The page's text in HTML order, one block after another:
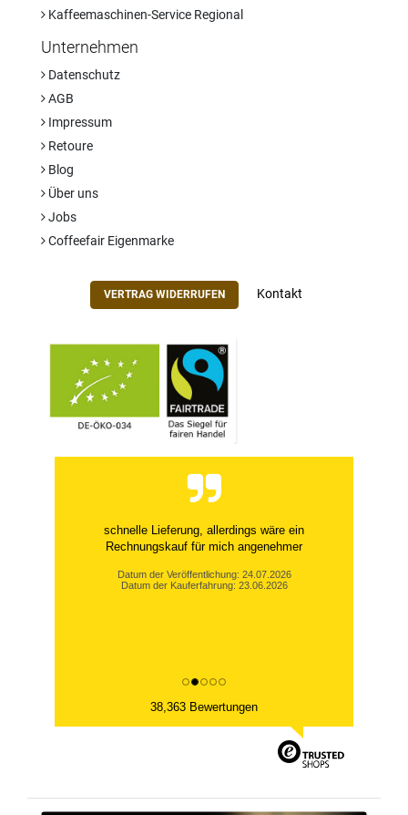
Kaffeemaschinen-Service Regional
Unternehmen
Datenschutz
AGB
Impressum
Retoure
Blog
Über uns
Jobs
Coffeefair Eigenmarke
VERTRAG WIDERRUFEN Kontakt
schnelle Lieferung, allerdings wäre ein
Rechnungskauf für mich angenehmer
Datum der Veröffentlichung: 24.07.2026
Datum der Kauferfahrung: 23.06.2026
38,363 Bewertungen